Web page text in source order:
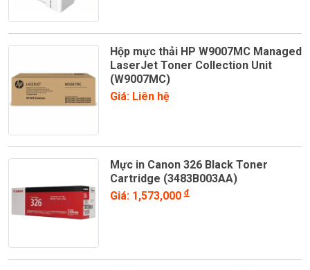
Hộp mực thải HP W9007MC Managed
LaserJet Toner Collection Unit
(W9007MC)
Giá: Liên hệ
Mực in Canon 326 Black Toner
Cartridge (3483B003AA)
Giá: 1,573,000đ